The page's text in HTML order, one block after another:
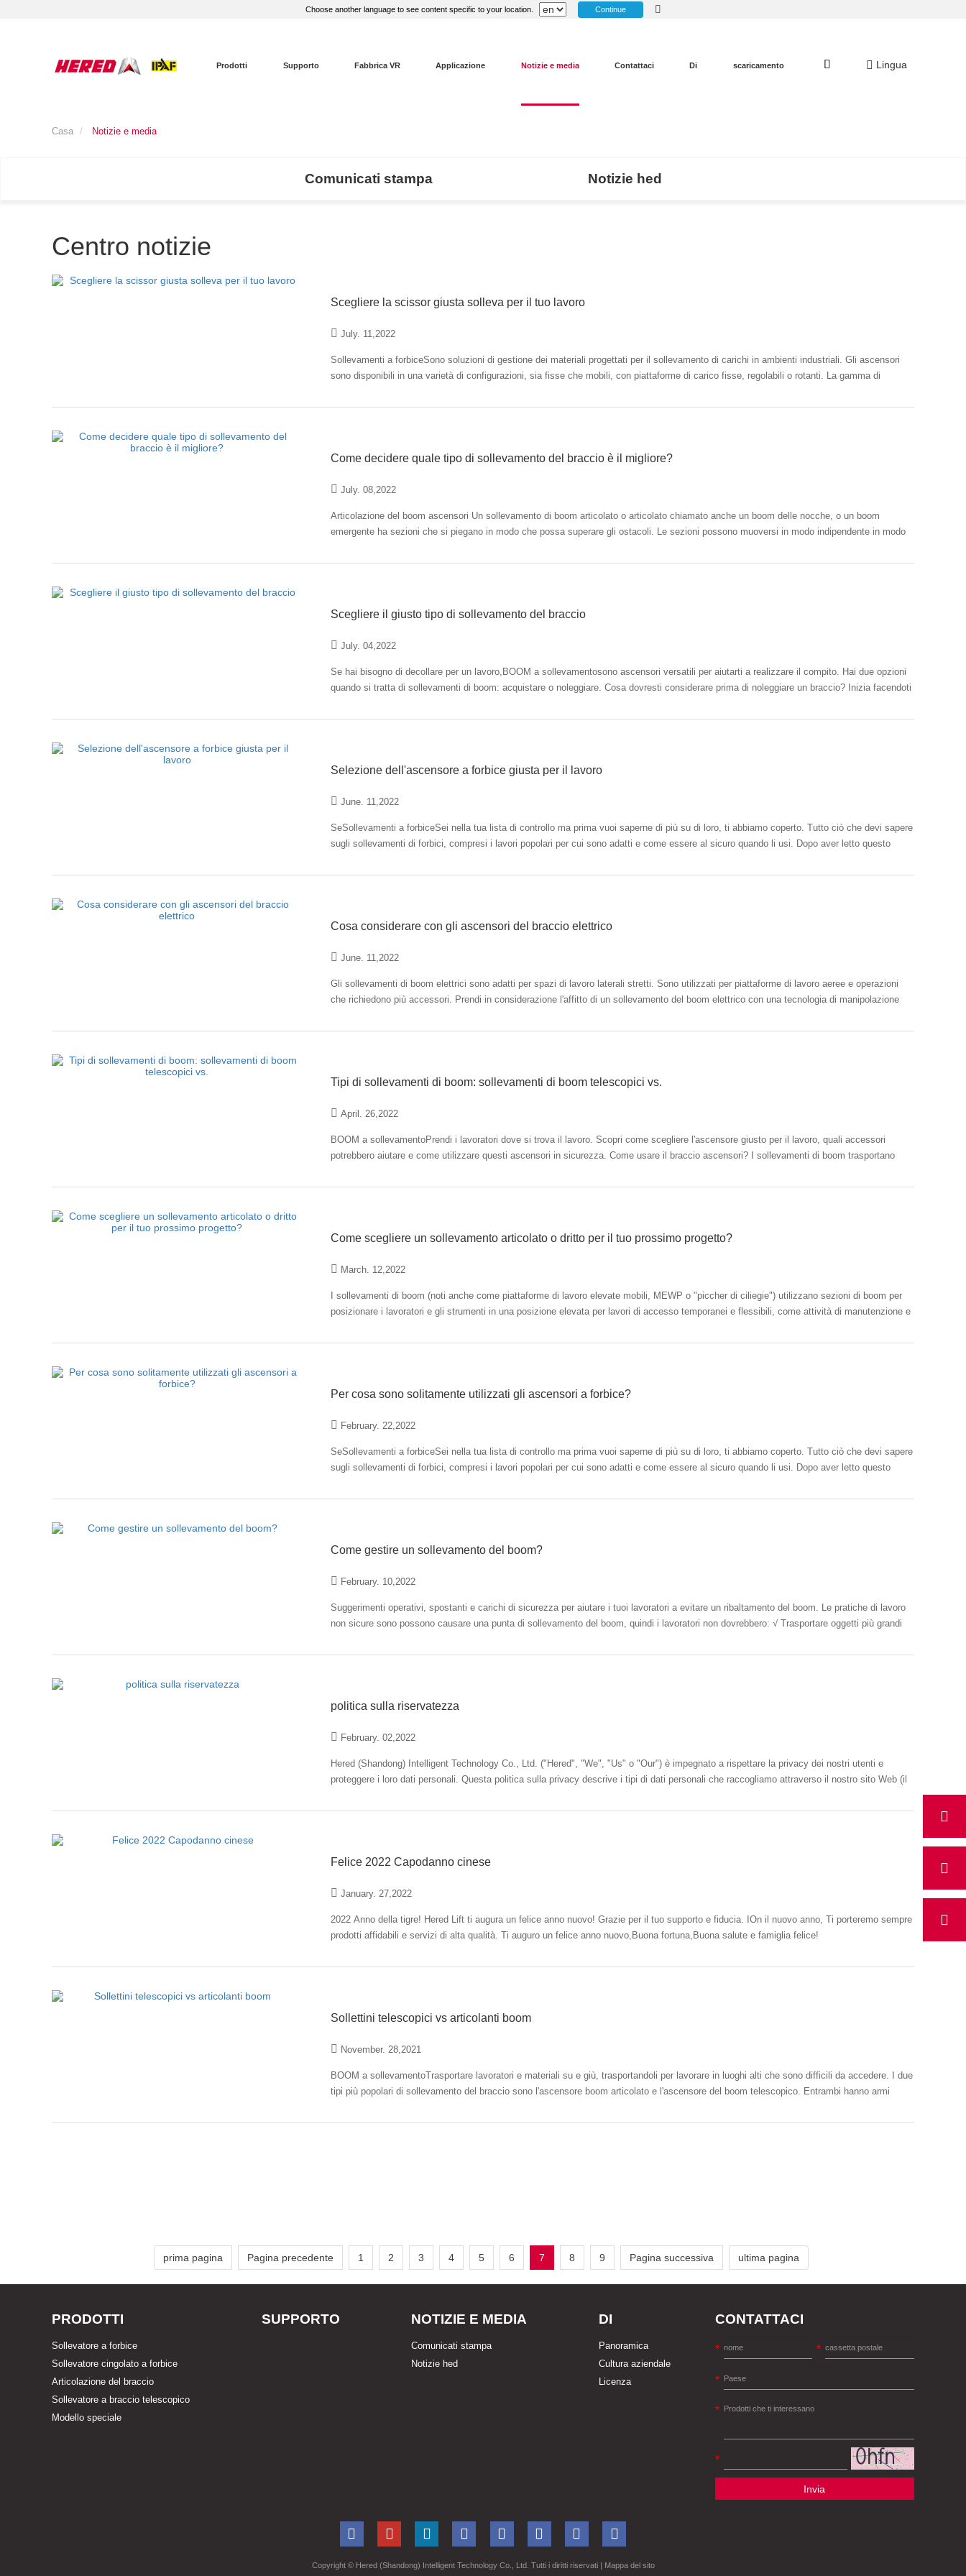
Choose another language to see content specific to your location. Continue
Prodotti Supporto Fabbrica VR Applicazione Notizie e media Contattaci Di scaricamento Lingua
Casa Notizie e media
Comunicati stampa Notizie hed
Centro notizie
Scegliere la scissor giusta solleva per il tuo lavoro
July. 11,2022
Sollevamenti a forbiceSono soluzioni di gestione dei materiali progettati per il sollevamento di carichi in ambienti industriali. Gli ascensori
sono disponibili in una varietà di configurazioni, sia fisse che mobili, con piattaforme di carico fisse, regolabili o rotanti. La gamma di
Come decidere quale tipo di sollevamento del braccio è il migliore?
July. 08,2022
Articolazione del boom ascensori Un sollevamento di boom articolato o articolato chiamato anche un boom delle nocche, o un boom
emergente ha sezioni che si piegano in modo che possa superare gli ostacoli. Le sezioni possono muoversi in modo indipendente in modo
Scegliere il giusto tipo di sollevamento del braccio
July. 04,2022
Se hai bisogno di decollare per un lavoro,BOOM a sollevamentosono ascensori versatili per aiutarti a realizzare il compito. Hai due opzioni
quando si tratta di sollevamenti di boom: acquistare o noleggiare. Cosa dovresti considerare prima di noleggiare un braccio? Inizia facendoti
Selezione dell'ascensore a forbice giusta per il lavoro
June. 11,2022
SeSollevamenti a forbiceSei nella tua lista di controllo ma prima vuoi saperne di più su di loro, ti abbiamo coperto. Tutto ciò che devi sapere
sugli sollevamenti di forbici, compresi i lavori popolari per cui sono adatti e come essere al sicuro quando li usi. Dopo aver letto questo
Cosa considerare con gli ascensori del braccio elettrico
June. 11,2022
Gli sollevamenti di boom elettrici sono adatti per spazi di lavoro laterali stretti. Sono utilizzati per piattaforme di lavoro aeree e operazioni
che richiedono più accessori. Prendi in considerazione l'affitto di un sollevamento del boom elettrico con una tecnologia di manipolazione
Tipi di sollevamenti di boom: sollevamenti di boom telescopici vs.
April. 26,2022
BOOM a sollevamentoPrendi i lavoratori dove si trova il lavoro. Scopri come scegliere l'ascensore giusto per il lavoro, quali accessori
potrebbero aiutare e come utilizzare questi ascensori in sicurezza. Come usare il braccio ascensori? I sollevamenti di boom trasportano
Come scegliere un sollevamento articolato o dritto per il tuo prossimo progetto?
March. 12,2022
I sollevamenti di boom (noti anche come piattaforme di lavoro elevate mobili, MEWP o "piccher di ciliegie") utilizzano sezioni di boom per
posizionare i lavoratori e gli strumenti in una posizione elevata per lavori di accesso temporanei e flessibili, come attività di manutenzione e
Per cosa sono solitamente utilizzati gli ascensori a forbice?
February. 22,2022
SeSollevamenti a forbiceSei nella tua lista di controllo ma prima vuoi saperne di più su di loro, ti abbiamo coperto. Tutto ciò che devi sapere
sugli sollevamenti di forbici, compresi i lavori popolari per cui sono adatti e come essere al sicuro quando li usi. Dopo aver letto questo
Come gestire un sollevamento del boom?
February. 10,2022
Suggerimenti operativi, spostanti e carichi di sicurezza per aiutare i tuoi lavoratori a evitare un ribaltamento del boom. Le pratiche di lavoro
non sicure sono possono causare una punta di sollevamento del boom, quindi i lavoratori non dovrebbero: √ Trasportare oggetti più grandi
politica sulla riservatezza
February. 02,2022
Hered (Shandong) Intelligent Technology Co., Ltd. ("Hered", "We", "Us" o "Our") è impegnato a rispettare la privacy dei nostri utenti e
proteggere i loro dati personali. Questa politica sulla privacy descrive i tipi di dati personali che raccogliamo attraverso il nostro sito Web (il
Felice 2022 Capodanno cinese
January. 27,2022
2022 Anno della tigre! Hered Lift ti augura un felice anno nuovo! Grazie per il tuo supporto e fiducia. IOn il nuovo anno, Ti porteremo sempre
prodotti affidabili e servizi di alta qualità. Ti auguro un felice anno nuovo,Buona fortuna,Buona salute e famiglia felice!
Sollettini telescopici vs articolanti boom
November. 28,2021
BOOM a sollevamentoTrasportare lavoratori e materiali su e giù, trasportandoli per lavorare in luoghi alti che sono difficili da accedere. I due
tipi più popolari di sollevamento del braccio sono l'ascensore boom articolato e l'ascensore del boom telescopico. Entrambi hanno armi
prima pagina Pagina precedente 1 2 3 4 5 6 7 8 9 Pagina successiva ultima pagina
PRODOTTI
Sollevatore a forbice
Sollevatore cingolato a forbice
Articolazione del braccio
Sollevatore a braccio telescopico
Modello speciale
SUPPORTO NOTIZIE E MEDIA
Comunicati stampa
Notizie hed
DI
Panoramica
Cultura aziendale
Licenza
CONTATTACI
Invia
Copyright © Hered (Shandong) Intelligent Technology Co., Ltd. Tutti i diritti riservati | Mappa del sito